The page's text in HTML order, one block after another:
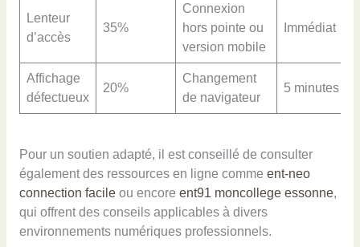
Lenteur
d’accès
35%
Connexion
hors pointe ou
version mobile
Immédiat
Affichage
défectueux
20%
Changement
de navigateur
5 minutes
Pour un soutien adapté, il est conseillé de consulter
également des ressources en ligne comme ent-neo
connection facileou encore ent91 moncollege essonne,
qui offrent des conseils applicables à divers
environnements numériques professionnels.